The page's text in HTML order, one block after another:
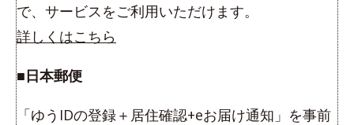
で、サービスをご利用いただけます。
詳しくはこちら
■日本郵便
「ゆうIDの登録＋居住確認+eお届け通知」を事前